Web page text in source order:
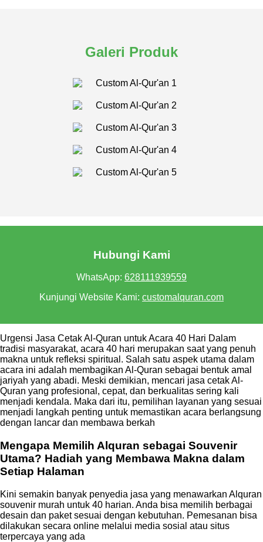
Galeri Produk
Hubungi Kami
WhatsApp: 628111939559
Kunjungi Website Kami: customalquran.com
Urgensi Jasa Cetak Al-Quran untuk Acara 40 Hari Dalam
tradisi masyarakat, acara 40 hari merupakan saat yang penuh
makna untuk refleksi spiritual. Salah satu aspek utama dalam
acara ini adalah membagikan Al-Quran sebagai bentuk amal
jariyah yang abadi. Meski demikian, mencari jasa cetak Al-
Quran yang profesional, cepat, dan berkualitas sering kali
menjadi kendala. Maka dari itu, pemilihan layanan yang sesuai
menjadi langkah penting untuk memastikan acara berlangsung
dengan lancar dan membawa berkah
Mengapa Memilih Alquran sebagai Souvenir
Utama? Hadiah yang Membawa Makna dalam
Setiap Halaman
Kini semakin banyak penyedia jasa yang menawarkan Alquran
souvenir murah untuk 40 harian. Anda bisa memilih berbagai
desain dan paket sesuai dengan kebutuhan. Pemesanan bisa
dilakukan secara online melalui media sosial atau situs
terpercaya yang ada